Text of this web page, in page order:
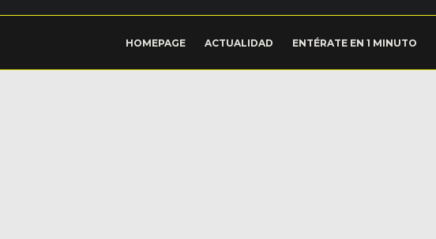
HOMEPAGE ACTUALIDAD ENTÉRATE EN 1 MINUTO